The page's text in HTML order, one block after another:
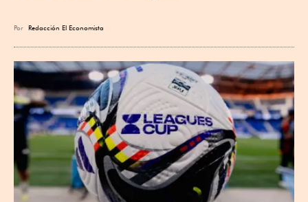
Por Redacción El Economista